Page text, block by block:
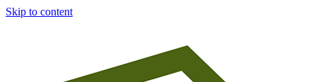
Skip to content